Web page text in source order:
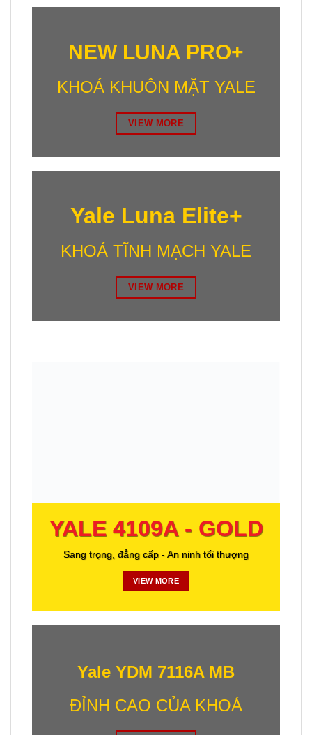
NEW LUNA PRO+
KHOÁ KHUÔN MẶT YALE
VIEW MORE
Yale Luna Elite+
KHOÁ TĨNH MẠCH YALE
VIEW MORE
YALE 4109A - GOLD
Sang trọng, đẳng cấp - An ninh tối thượng
VIEW MORE
Yale YDM 7116A MB
ĐỈNH CAO CỦA KHOÁ